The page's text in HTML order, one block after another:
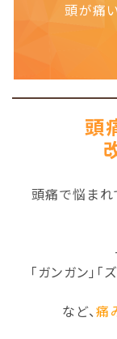
頭が痛
頭
頭痛で悩ま
「ガンガン」「
など、痛